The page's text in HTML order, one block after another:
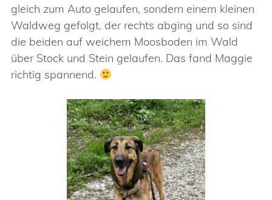
gleich zum Auto gelaufen, sondern einem kleinen
Waldweg gefolgt, der rechts abging und so sind
die beiden auf weichem Moosboden im Wald
über Stock und Stein gelaufen. Das fand Maggie
richtig spannend.